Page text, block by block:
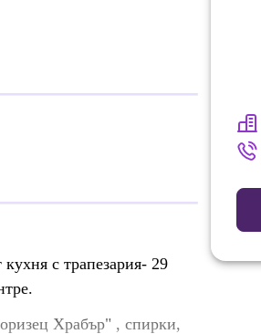
с трапезария- 29
Храбър" , спирки,